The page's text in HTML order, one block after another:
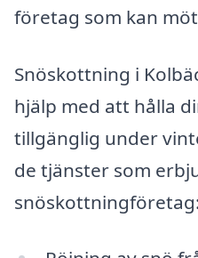
företag som kan
Snöskottning i
hjälp med att hålla
tillgänglig under
de tjänster som
snöskottningföretag: